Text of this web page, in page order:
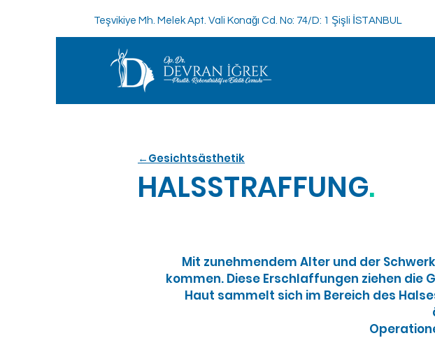
Teşvikiye Mh. Melek Apt. Vali Konağı Cd. No: 74/D: 1 Şişli İSTANBUL
←Gesichtsästhetik
HALSSTRAFFUNG.
Mit zunehmendem Alter und der
kommen. Diese Erschlaffungen ziehen die
Haut sammelt sich im Bereich des